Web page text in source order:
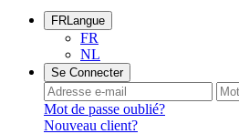
FRLangue
FR
NL
Se Connecter
Mot de passe oublié?
Nouveau client?